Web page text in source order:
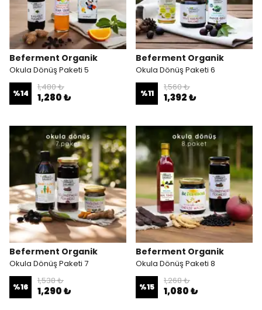
Beferment Organik
Okula Dönüş Paketi 5
%14
1,480 ₺
1,280 ₺
Beferment Organik
Okula Dönüş Paketi 6
%11
1,560 ₺
1,392 ₺
Beferment Organik
Okula Dönüş Paketi 7
%16
1,538 ₺
1,290 ₺
Beferment Organik
Okula Dönüş Paketi 8
%15
1,268 ₺
1,080 ₺